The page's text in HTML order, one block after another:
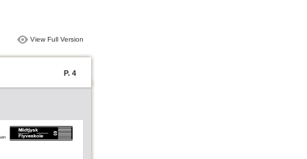
View Full Version
P. 4